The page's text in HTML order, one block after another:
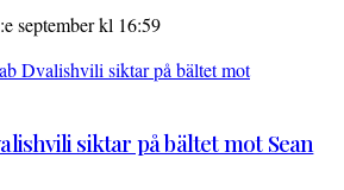
september kl 16:59
siktar på bältet mot Sean